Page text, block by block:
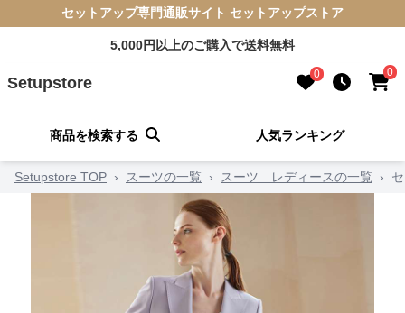
セットアップ専門通販サイト セットアップストア
5,000円以上のご購入で送料無料
Setupstore 0 0
商品を検索する 人気ランキング
Setupstore TOP › スーツの一覧 › スーツ レディースの一覧 ›